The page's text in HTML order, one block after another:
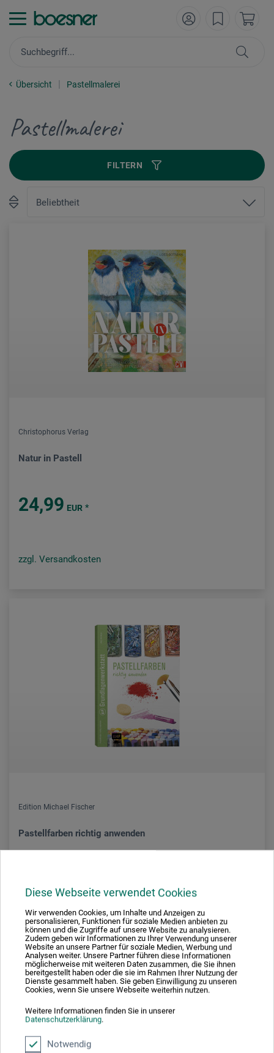
Diese Webseite verwendet Cookies
Wir verwenden Cookies, um Inhalte und Anzeigen zu
personalisieren, Funktionen für soziale Medien anbieten zu
können und die Zugriffe auf unsere Website zu analysieren.
Zudem geben wir Informationen zu Ihrer Verwendung unserer
Website an unsere Partner für soziale Medien, Werbung und
Analysen weiter. Unsere Partner führen diese Informationen
möglicherweise mit weiteren Daten zusammen, die Sie ihnen
bereitgestellt haben oder die sie im Rahmen Ihrer Nutzung der
Dienste gesammelt haben. Sie geben Einwilligung zu unseren
Cookies, wenn Sie unsere Webseite weiterhin nutzen.
Weitere Informationen finden Sie in unserer
Datenschutzerklärung.
Notwendig
Übersicht Pastellmalerei
Pastellmalerei
FILTERN
Christophorus Verlag
Natur in Pastell
24,99 EUR *
zzgl. Versandkosten
Edition Michael Fischer
Pastellfarben richtig anwenden
zzgl. Versandkosten
1